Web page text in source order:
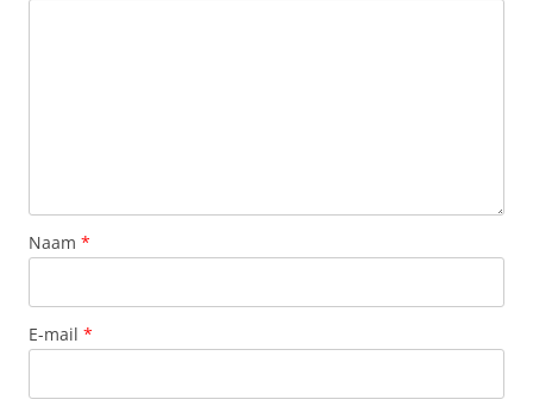
Naam *
E-mail *